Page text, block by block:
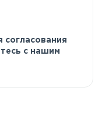
согласования
с нашим